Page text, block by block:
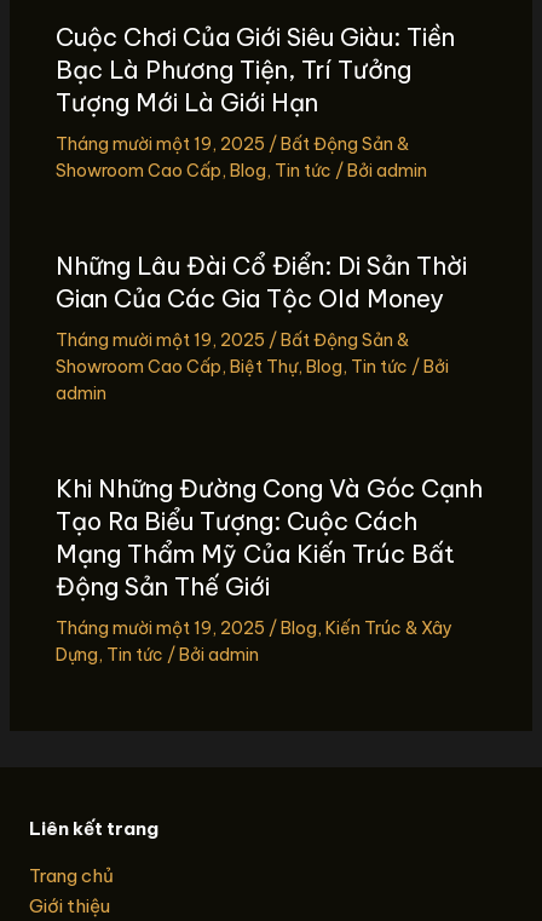
Cuộc Chơi Của Giới Siêu Giàu: Tiền
Bạc Là Phương Tiện, Trí Tưởng
Tượng Mới Là Giới Hạn
Tháng mười một 19, 2025 /Bất Động Sản &
Showroom Cao Cấp, Blog, Tin tức / Bởi admin
Những Lâu Đài Cổ Điển: Di Sản Thời
Gian Của Các Gia Tộc Old Money
Tháng mười một 19, 2025 /Bất Động Sản &
Showroom Cao Cấp, Biệt Thự, Blog, Tin tức / Bởi
admin
Khi Những Đường Cong Và Góc Cạnh
Tạo Ra Biểu Tượng: Cuộc Cách
Mạng Thẩm Mỹ Của Kiến Trúc Bất
Động Sản Thế Giới
Tháng mười một 19, 2025 /Blog, Kiến Trúc & Xây
Dựng, Tin tức / Bởi admin
Liên kết trang
Trang chủ
Giới thiệu